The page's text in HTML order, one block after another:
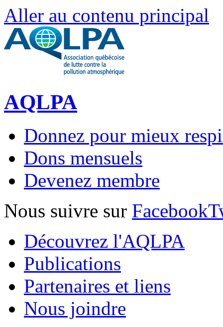
Aller au contenu principal
AQLPA
Donnez pour mieux
Dons mensuels
Devenez membre
Nous suivre sur Facebook
Découvrez l'AQLPA
Publications
Partenaires et liens
Nous joindre